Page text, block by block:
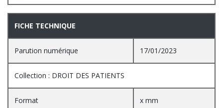
FICHE TECHNIQUE
Parution numérique 17/01/2023
Collection : DROIT DES PATIENTS
Format x mm